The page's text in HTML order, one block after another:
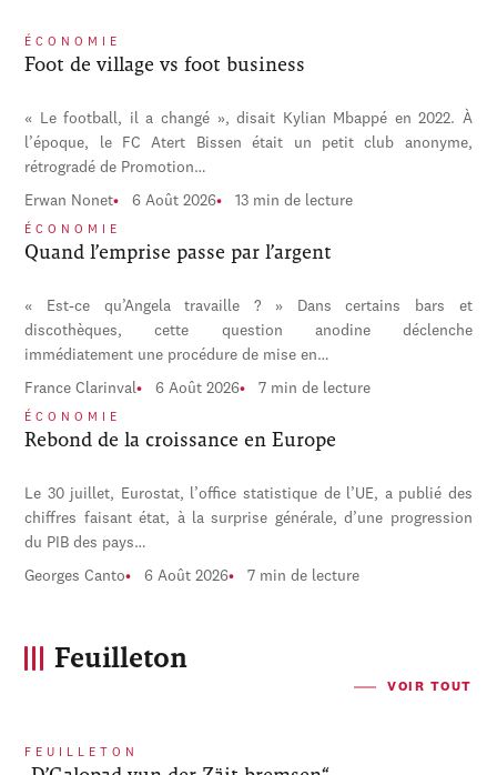
ÉCONOMIE
Foot de village vs foot business
« Le football, il a changé », disait Kylian Mbappé en 2022. À
l’époque, le FC Atert Bissen était un petit club anonyme,
rétrogradé de Promotion…
Erwan Nonet 6 Août 2026 13 min de lecture
ÉCONOMIE
Quand l’emprise passe par l’argent
« Est-ce qu’Angela travaille ? » Dans certains bars et
discothèques, cette question anodine déclenche
immédiatement une procédure de mise en…
France Clarinval 6 Août 2026 7 min de lecture
ÉCONOMIE
Rebond de la croissance en Europe
Le 30 juillet, Eurostat, l’office statistique de l’UE, a publié des
chiffres faisant état, à la surprise générale, d’une progression
du PIB des pays…
Georges Canto 6 Août 2026 7 min de lecture
Feuilleton
VOIR TOUT
FEUILLETON